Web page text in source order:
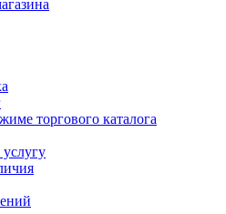
торгового каталога